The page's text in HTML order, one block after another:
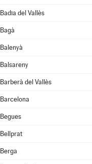
Badia del Vallès
Bagà
Balenyà
Balsareny
Barberà del Vallès
Barcelona
Begues
Bellprat
Berga